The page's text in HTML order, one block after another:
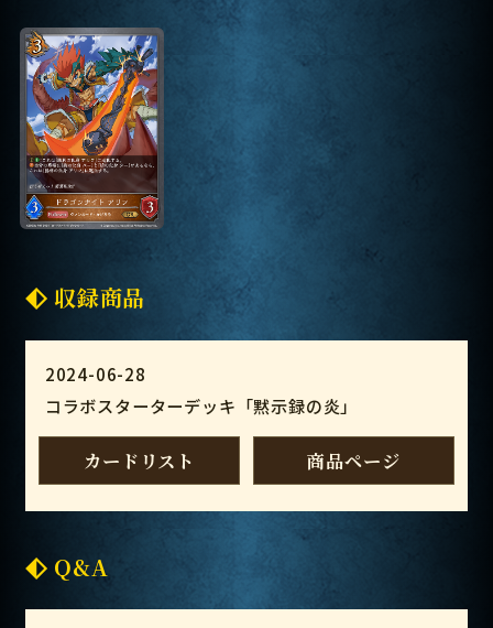
収録商品
2024-06-28
コラボスターターデッキ「黙示録の炎」
カードリスト 商品ページ
Q&A